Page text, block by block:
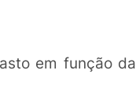
em função da